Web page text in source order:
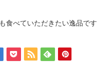
食べていただきたい逸品です